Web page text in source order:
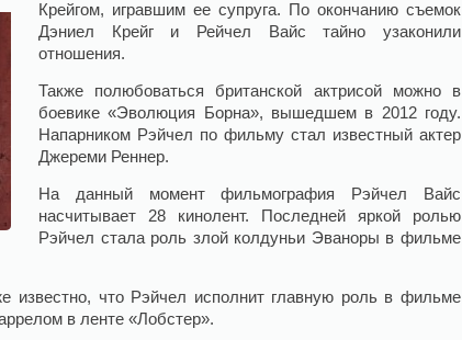
Крейгом, игравшим ее супруга.
По окончанию съемок
Дэниел Крейг и Рейчел Вайс тайно узаконили
отношения.
Также полюбоваться британской актрисой можно в
боевике «Эволюция Борна», вышедшем в 2012 году.
Напарником Рэйчел по фильму стал известный актер
Джереми Реннер.
На данный момент фильмография Рэйчел Вайс
насчитывает 28 кинолент. Последней яркой ролью
Рэйчел стала роль злой колдуньи Эваноры в фильме
что Рэйчел исполнит главную роль в фильме
в ленте «Лобстер».